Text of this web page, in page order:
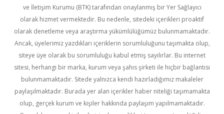
ve İletişim Kurumu (BTK) tarafından onaylanmış bir Yer Sağlayıcı
olarak hizmet vermektedir. Bu nedenle, sitedeki içerikleri proaktif
olarak denetleme veya araştırma yükümlülüğümüz bulunmamaktadır.
Ancak, üyelerimiz yazdıkları içeriklerin sorumluluğunu taşımakta olup,
siteye üye olarak bu sorumluluğu kabul etmiş sayılırlar. Bu internet
sitesi, herhangi bir marka, kurum veya şahıs şirketi ile hiçbir bağlantısı
bulunmamaktadır. Sitede yalnızca kendi hazırladığımız makaleler
paylaşılmaktadır. Burada yer alan içerikler haber niteliği taşımamakta
olup, gerçek kurum ve kişiler hakkında paylaşım yapılmamaktadır.